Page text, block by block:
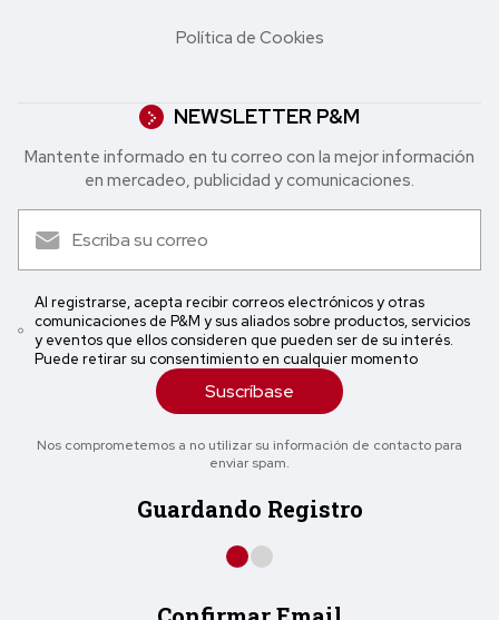
Política de Cookies
NEWSLETTER P&M
Mantente informado en tu correo con la mejor in formación
en mercadeo, publicidad y comunicaciones.
Al registrarse, acepta recibir correos electrónicos y otras
comunicaciones de P&M y sus aliados sobre productos, servicios
y eventos que ellos consideren que pueden ser de su interés.
Puede retirar su consentimiento en cualquier momento
Suscríbase
Nos comprometemos a no utilizar su información de contacto para
enviar spam.
Guardando Registro